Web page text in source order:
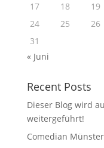
17
18 19
24
25 26
31
« Juni
Recent Posts
Dieser Blog wird
weitergeführt!
Comedian